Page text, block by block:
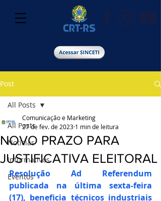
Post
All Posts
Notícias
Informativos
Eventos
All Posts
NOVO PRAZO PARA
JUSTIFICATIVA ELEITORAL
Comunicação e Marketing
27 de fev. de 2023 1 min de leitura
Resolução Ad Referendum
publicada na última sexta-feira
(17), beneficia técnicos industriais